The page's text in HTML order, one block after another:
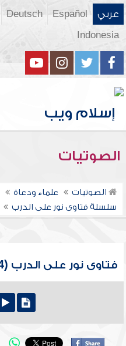
عربي Español
Deutsch
Indonesia
الصوتيات
الصوتيات علماء ودعاة
سلسلة فتاوى نور على الدرب
فتاوى نور على الدرب (894)